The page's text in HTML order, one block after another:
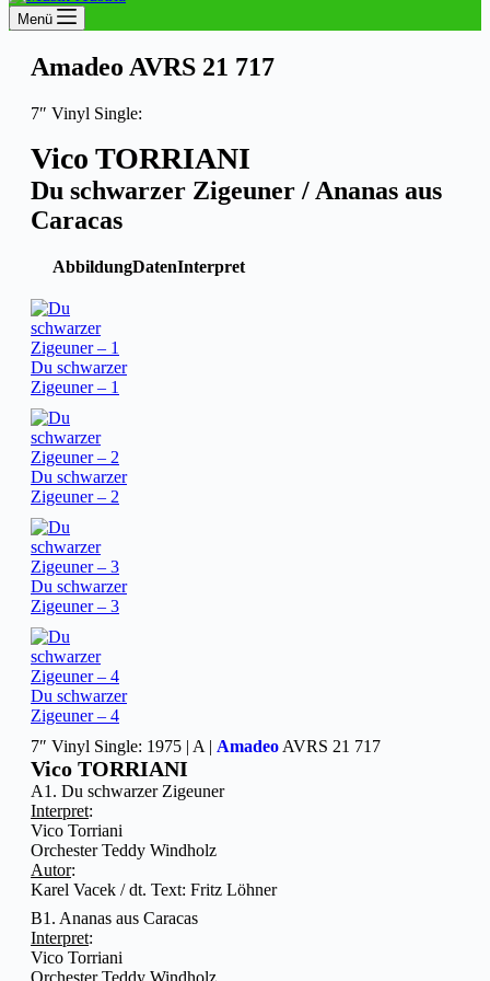
Menü
Amadeo AVRS 21 717
7″ Vinyl Single:
Vico TORRIANI
Du schwarzer Zigeuner / Ananas aus
Caracas
AbbildungDatenInterpret
Du schwarzer
Zigeuner – 1
Du schwarzer
Zigeuner – 2
Du schwarzer
Zigeuner – 3
Du schwarzer
Zigeuner – 4
7″ Vinyl Single: 1975 | A | Amadeo AVRS 21 717
Vico TORRIANI
A1. Du schwarzer Zigeuner
Interpret:
Vico Torriani
Orchester Teddy Windholz
Autor:
Karel Vacek / dt. Text: Fritz Löhner
B1. Ananas aus Caracas
Interpret:
Vico Torriani
Orchester Teddy Windholz